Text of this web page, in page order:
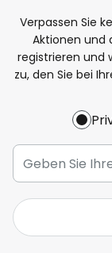
Verpassen Sie
Aktionen und
registrieren und
zu, den Sie bei